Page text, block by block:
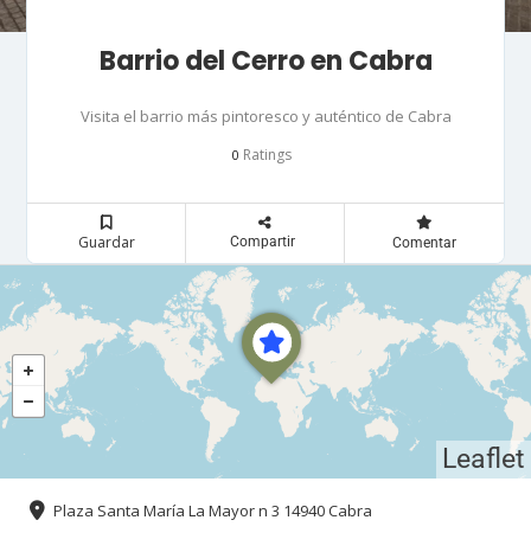
Barrio del Cerro en Cabra
Visita el barrio más pintoresco y auténtico de Cabra
0 Ratings
Guardar Compartir Comentar
Leaflet
Plaza Santa María La Mayor n 3 14940 Cabra